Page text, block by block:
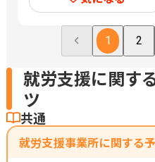
1 2
就労支援に関す
ツ
共通
就労支援事業所に関する